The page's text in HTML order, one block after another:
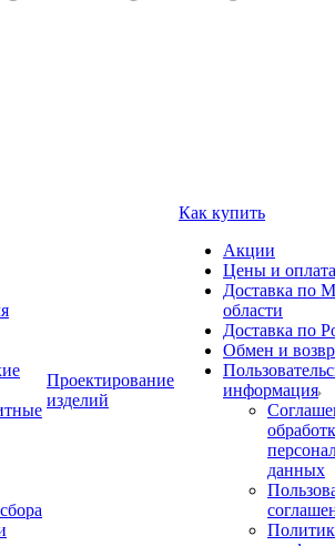
Проектирование
изделий
Как купить
Акции
Цены и оплата
Доставка по
области
Доставка по
Обмен и
информация
данных